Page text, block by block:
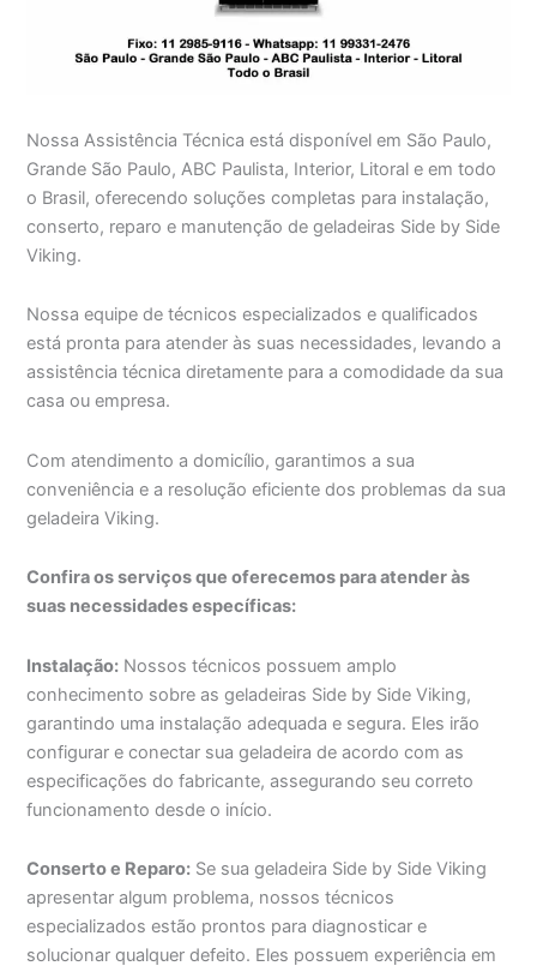
Nossa Assistência Técnica está disponível em São Paulo,
Grande São Paulo, ABC Paulista, Interior, Litoral e em todo
o Brasil, oferecendo soluções completas para instalação,
conserto, reparo e manutenção de geladeiras Side by Side
Viking.
Nossa equipe de técnicos especializados e qualificados
está pronta para atender às suas necessidades, levando a
assistência técnica diretamente para a comodidade da sua
casa ou empresa.
Com atendimento a domicílio, garantimos a sua
conveniência e a resolução eficiente dos problemas da sua
geladeira Viking.
Confira os serviços que oferecemos para atender às
suas necessidades específicas:
Instalação: Nossos técnicos possuem amplo
conhecimento sobre as geladeiras Side by Side Viking,
garantindo uma instalação adequada e segura. Eles irão
configurar e conectar sua geladeira de acordo com as
especificações do fabricante, assegurando seu correto
funcionamento desde o início.
Conserto e Reparo: Se sua geladeira Side by Side Viking
apresentar algum problema, nossos técnicos
especializados estão prontos para diagnosticar e
solucionar qualquer defeito. Eles possuem experiência em